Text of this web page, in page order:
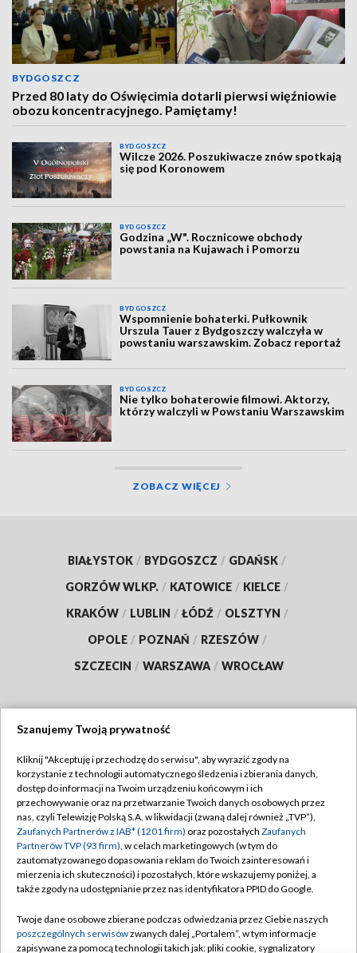
BYDGOSZCZ
Przed 80 laty do Oświęcimia dotarli pierwsi więźniowie
obozu koncentracyjnego. Pamiętamy!
BYDGOSZCZ
Wilcze 2026. Poszukiwacze znów spotkają
się pod Koronowem
BYDGOSZCZ
Godzina „W". Rocznicowe obchody
powstania na Kujawach i Pomorzu
BYDGOSZCZ
Wspomnienie bohaterki. Pułkownik
Urszula Tauer z Bydgoszczy walczyła w
powstaniu warszawskim. Zobacz reportaż
BYDGOSZCZ
Nie tylko bohaterowie filmowi. Aktorzy,
którzy walczyli w Powstaniu Warszawskim
ZOBACZ WIĘCEJ
BIAŁYSTOK / BYDGOSZCZ / GDAŃSK /
GORZÓW WLKP. / KATOWICE / KIELCE /
KRAKÓW / LUBLIN / ŁÓDŹ / OLSZTYN /
OPOLE / POZNAŃ / RZESZÓW /
SZCZECIN / WARSZAWA / WROCŁAW
TVP
Abonament TVP
Emisja w TVP
Centrum informacji TVP
Naziemna Telewizja Cyfrowa
Rada Programowa
Regulamin TVP
Polityka prywatności
Moje zgody
Pomoc
Kontakt
Szanujemy Twoją prywatność
Kliknij "Akceptuję i przechodzę do serwisu", aby wyrazić zgody na
korzystanie z technologii automatycznego śledzenia i zbierania danych,
dostęp do informacji na Twoim urządzeniu końcowym i ich
przechowywanie oraz na przetwarzanie Twoich danych osobowych przez
nas, czyli Telewizję Polską S.A. w likwidacji (zwaną dalej również „TVP”),
Zaufanych Partnerów z IAB* (1201 firm) oraz pozostałych Zaufanych
Partnerów TVP (93 firm), w celach marketingowych (w tym do
zautomatyzowanego dopasowania reklam do Twoich zainteresowań i
mierzenia ich skuteczności) i pozostałych, które wskazujemy poniżej, a
także zgody na udostępnianie przez nas identyfikatora PPID do Google.
Twoje dane osobowe zbierane podczas odwiedzania przez Ciebie naszych
poszczególnych serwisówzwanych dalej „Portalem”, w tym informacje
zapisywane za pomocą technologii takich jak: pliki cookie, sygnalizatory